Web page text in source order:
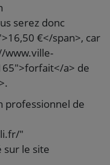
serez donc
€</span>, car
www.ville-
a> de
professionnel de
"
sur le site